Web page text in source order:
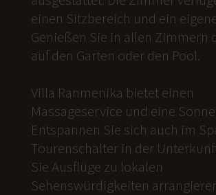
einen Sitzbereich und ein
Genießen Sie in allen Zimmern
auf den Garten oder den Pool.
Villa Ranmenika bietet einen
Massageservice und eine
Entspannen Sie sich auch im
Tourenschalter in der
Sie Ausflüge zu lokalen
Sehenswürdigkeiten